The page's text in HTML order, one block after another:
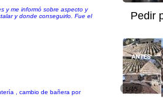
y me informó sobre aspecto y
y donde conseguirlo. Fue el
Pedir
, cambio de bañera por
1/45